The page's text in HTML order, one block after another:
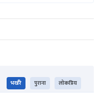
भर्खरै पुराना लोकप्रिय